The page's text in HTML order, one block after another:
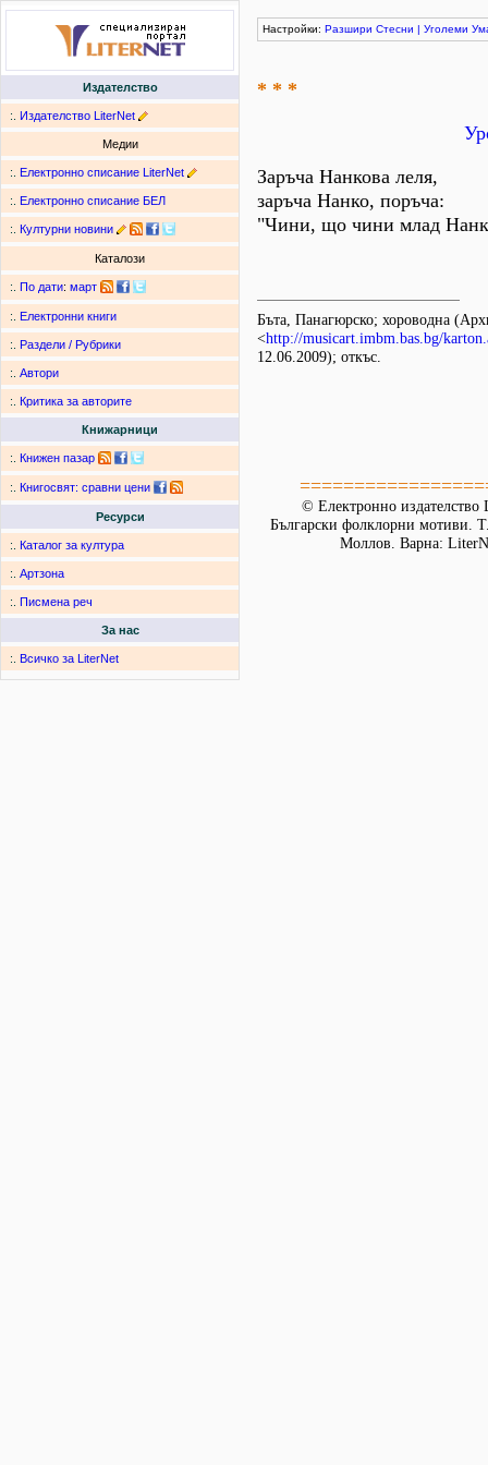
Издателство
:. Издателство LiterNet
Медии
:. Електронно списание LiterNet
:. Електронно списание БЕЛ
:. Културни новини
Каталози
:. По дати: март
:. Електронни книги
:. Раздели / Рубрики
:. Автори
:. Критика за авторите
Книжарници
:. Книжен пазар
:. Книгосвят: сравни цени
Ресурси
:. Каталог за култура
:. Артзона
:. Писмена реч
За нас
:. Всичко за LiterNet
Настройки: Разшири Стесни | Уголеми
* * *
Заръча Нанкова леля,
заръча Нанко, поръча:
"Чини, що чини млад
Бъта, Панагюрско; хороводна
<http://musicart.imbm.bas.bg/
12.06.2009); откъс.
© Електронно издателство
Български фолклорни мотиви.
Моллов. Варна: